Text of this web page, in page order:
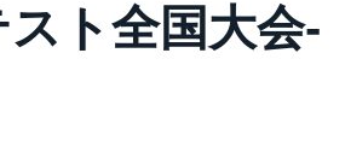
ト全国大会-